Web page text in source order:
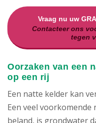
Vraag nu uw
Contacteer ons
tegen
Oorzaken van een
op een rij
Een natte kelder kan
Een veel voorkomende
beland, is grondwater